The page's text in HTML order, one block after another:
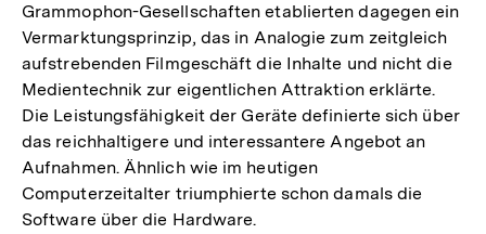
Grammophon-Gesellschaften etablierten dagegen ein
Vermarktungsprinzip, das in Analogie zum zeitgleich
aufstrebenden Filmgeschäft die Inhalte und nicht die
Medientechnik zur eigentlichen Attraktion erklärte.
Die Leistungsfähigkeit der Geräte definierte sich über
das reichhaltigere und interessantere Angebot an
Aufnahmen. Ähnlich wie im heutigen
Computerzeitalter triumphierte schon damals die
Software über die Hardware.